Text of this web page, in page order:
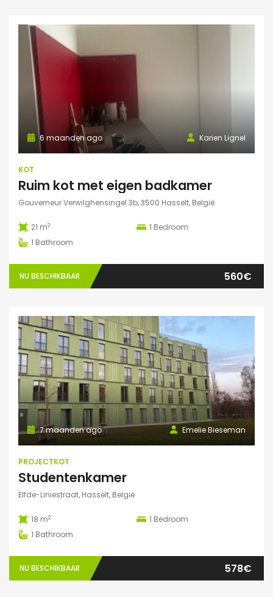
Karien Lignel
6 maanden ago
KOT
Ruim kot met eigen badkamer
Gouverneur Verwilghensingel 3b, 3500 Hasselt, België
21 m2 1 Bedroom
1 Bathroom
NU BESCHIKBAAR 560€
Emelie Bieseman
7 maanden ago
PROJECTKOT
Studentenkamer
Elfde-Liniestraat, Hasselt, België
18 m2 1 Bedroom
1 Bathroom
NU BESCHIKBAAR 578€